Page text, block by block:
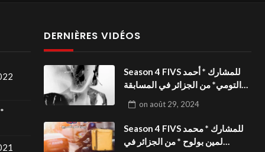
DERNIÈRES VIDÉOS
Season 4 FIVS للمشارك * أحمد
التومي* من الجزائر في المسابقة
للفيدوهات التوعوية«Dark Life
»فيديو بعنوان
on août 29, 2024
Season 4 FIVS للمشارك * محمد
لمين بولوح * من الجزائر في